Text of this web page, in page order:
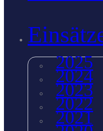
2025
2024
2023
2022
2021